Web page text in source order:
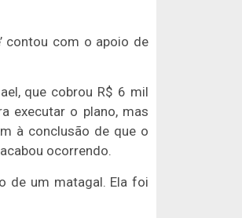
contou com o apoio de
que cobrou R$ 6 mil
executar o plano, mas
à conclusão de que o
ocorrendo.
de um matagal. Ela foi